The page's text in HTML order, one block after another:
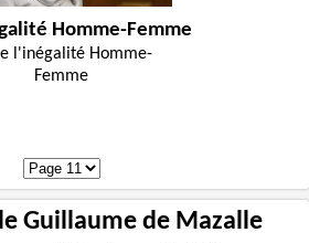
Homme-Femme
Guillaume de Mazalle